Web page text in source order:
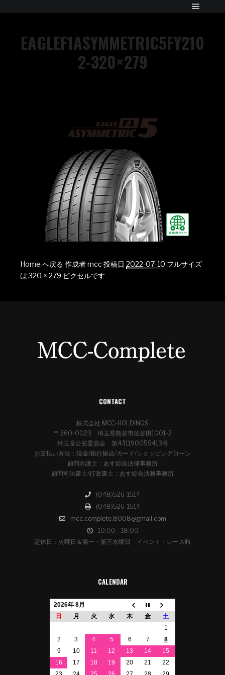
EAGLEF1ASYMMETRIC5FY210
2-320×279
Home へ戻る 作成者mcc投稿日 2022-07-10 フルサイズ
は320 × 279 ピクセルです
CONTACT
株式会社 MCC-HOLDINGS
〒360-0023 埼玉県熊谷市佐谷田1001-2
埼玉県公安委員会 第431190059413号
お支払い方法：現金/銀行振込/カード/ショッピングローン
顧問弁護士：あす綜合法律事務所
顧問司法書士/行政書士：あす綜合法務事務所
(048)526-1514
(048)526-1514
mcc.complete.8008@gmail.com
10:00 - 18:00
定休日：火曜日＆第一・第三水曜日 イベント・レース時
CALENDAR
2026年 8月
日
月 火 水 木 金
土
1
2
3 4 5 6 7
8
9
10 11 12 13 14
15
16
17 18 19 20 21
22